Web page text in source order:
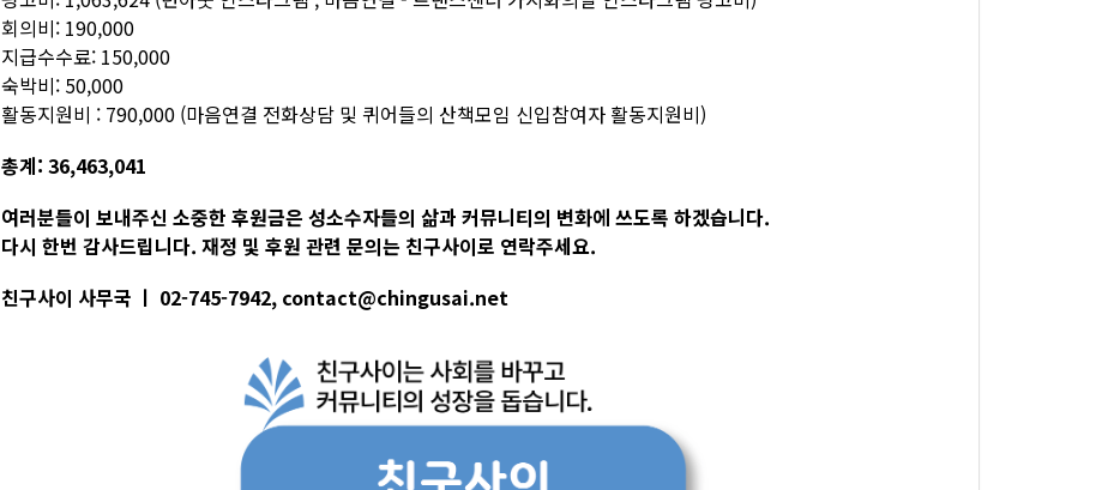
회의비: 190,000
지급수수료: 150,000
숙박비: 50,000
활동지원비 : 790,000 (마음연결 전화상담 및 퀴어들의 산책모임 신입참여자 활동지원비)
총계: 36,463,041
여러분들이 보내주신 소중한 후원금은 성소수자들의 삶과 커뮤니티의 변화에 쓰도록 하겠습니다.
다시 한번 감사드립니다. 재정 및 후원 관련 문의는 친구사이로 연락주세요.
친구사이 사무국 ㅣ 02-745-7942, contact@chingusai.net